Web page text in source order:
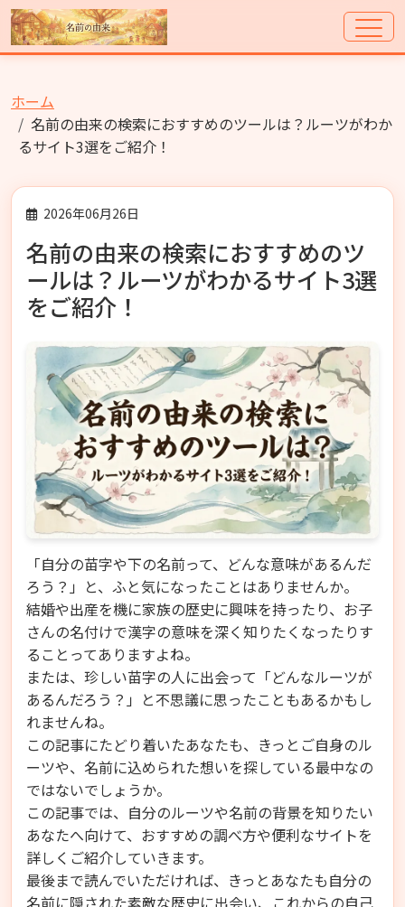
ホーム
名前の由来の検索におすすめのツールは？ルーツがわか
るサイト3選をご紹介！
2026年06月26日
名前の由来の検索におすすめのツ
ールは？ルーツがわかるサイト3選
をご紹介！
「自分の苗字や下の名前って、どんな意味があるんだ
ろう？」と、ふと気になったことはありませんか。
結婚や出産を機に家族の歴史に興味を持ったり、お子
さんの名付けで漢字の意味を深く知りたくなったりす
ることってありますよね。
または、珍しい苗字の人に出会って「どんなルーツが
あるんだろう？」と不思議に思ったこともあるかもし
れませんね。
この記事にたどり着いたあなたも、きっとご自身のル
ーツや、名前に込められた想いを探している最中なの
ではないでしょうか。
この記事では、自分のルーツや名前の背景を知りたい
あなたへ向けて、おすすめの調べ方や便利なサイトを
詳しくご紹介していきます。
最後まで読んでいただければ、きっとあなたも自分の
名前に隠された素敵な歴史に出会い、これからの自己